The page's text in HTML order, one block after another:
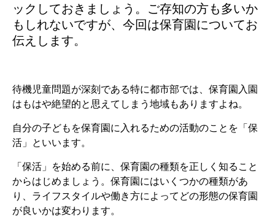
ックしておきましょう。ご存知の方も多いか
もしれないですが、今回は保育園についてお
伝えします。
待機児童問題が深刻である特に都市部では、保育園入園
はもはや絶望的と思えてしまう地域もありますよね。
自分の子どもを保育園に入れるための活動のことを「保
活」といいます。
「保活」を始める前に、保育園の種類を正しく知ること
からはじめましょう。保育園にはいくつかの種類があ
り、ライフスタイルや働き方によってどの形態の保育園
が良いかは変わります。